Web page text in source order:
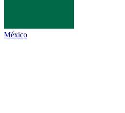
México